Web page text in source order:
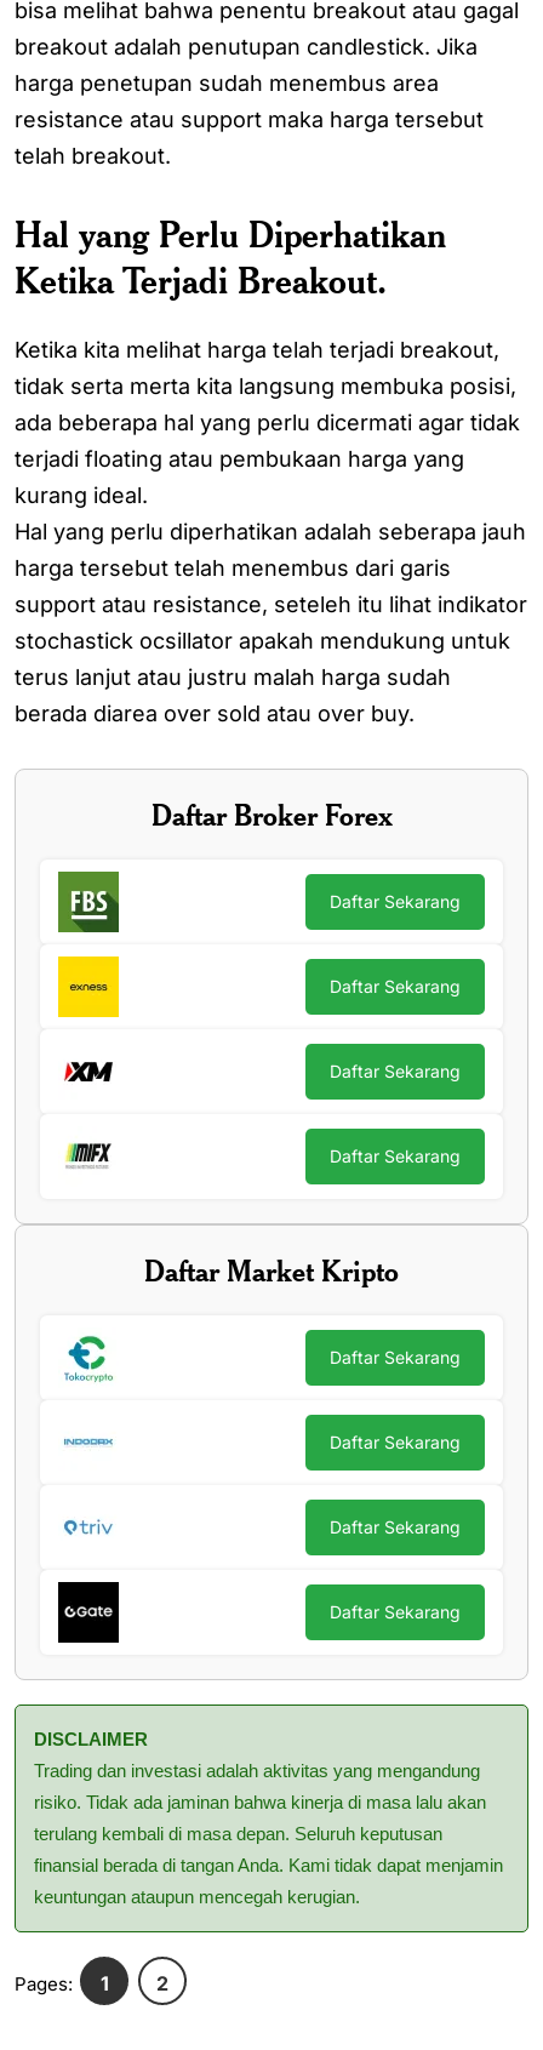
bisa melihat bahwa penentu breakout atau gagal
breakout adalah penutupan candlestick. Jika
harga penetupan sudah menembus area
resistance atau support maka harga tersebut
telah breakout.
Hal yang Perlu Diperhatikan
Ketika Terjadi Breakout.
Ketika kita melihat harga telah terjadi breakout,
tidak serta merta kita langsung membuka posisi,
ada beberapa hal yang perlu dicermati agar tidak
terjadi floating atau pembukaan harga yang
kurang ideal.
Hal yang perlu diperhatikan adalah seberapa jauh
harga tersebut telah menembus dari garis
support atau resistance, seteleh itu lihat indikator
stochastick ocsillator apakah mendukung untuk
terus lanjut atau justru malah harga sudah
berada diarea over sold atau over buy.
Daftar Broker Forex
Daftar Sekarang
Daftar Sekarang
Daftar Sekarang
Daftar Sekarang
Daftar Market Kripto
Daftar Sekarang
Daftar Sekarang
Daftar Sekarang
Daftar Sekarang
DISCLAIMER
Trading dan investasi adalah aktivitas yang mengandung
risiko. Tidak ada jaminan bahwa kinerja di masa lalu akan
terulang kembali di masa depan. Seluruh keputusan
finansial berada di tangan Anda. Kami tidak dapat menjamin
keuntungan ataupun mencegah kerugian.
Pages: 1 2